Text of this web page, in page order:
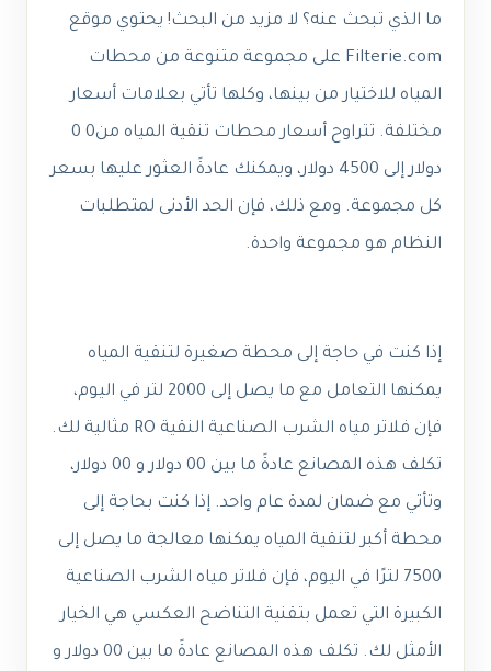
ما الذي تبحث عنه؟ لا مزيد من البحث! يحتوي موقع
Filterie.com على مجموعة متنوعة من محطات
المياه للاختيار من بينها، وكلها تأتي بعلامات أسعار
مختلفة. تتراوح أسعار محطات تنقية المياه من0 0
دولار إلى 4500 دولار، ويمكنك عادةً العثور عليها بسعر
كل مجموعة. ومع ذلك، فإن الحد الأدنى لمتطلبات
النظام هو مجموعة واحدة.
إذا كنت في حاجة إلى محطة صغيرة لتنقية المياه
يمكنها التعامل مع ما يصل إلى 2000 لتر في اليوم،
فإن فلاتر مياه الشرب الصناعية النقية RO مثالية لك.
تكلف هذه المصانع عادةً ما بين 00 دولار و 00 دولار،
وتأتي مع ضمان لمدة عام واحد. إذا كنت بحاجة إلى
محطة أكبر لتنقية المياه يمكنها معالجة ما يصل إلى
7500 لترًا في اليوم، فإن فلاتر مياه الشرب الصناعية
الكبيرة التي تعمل بتقنية التناضح العكسي هي الخيار
الأمثل لك. تكلف هذه المصانع عادةً ما بين 00 دولار و